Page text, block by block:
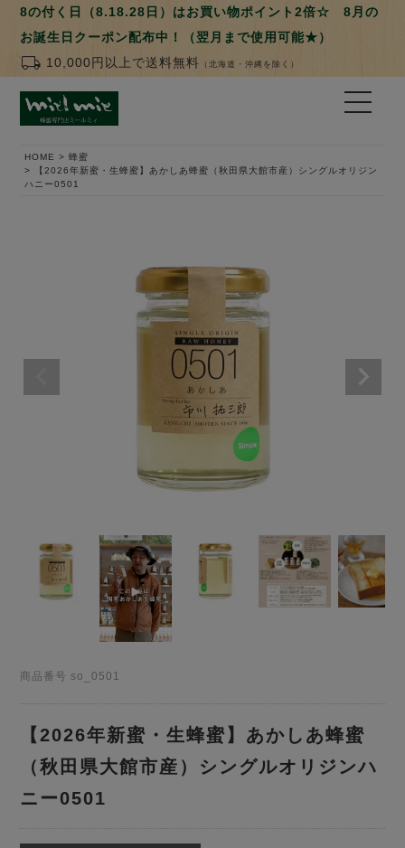
8の付く日（8.18.28日）はお買い物ポイント2倍☆ 8月の
お誕生日クーポン配布中！（翌月まで使用可能★）
local_shipping 10,000円以上で送料無料 （北海道・沖縄を除く）
HOME
蜂蜜
【2026年新蜜・生蜂蜜】あかしあ蜂蜜（秋田県大館市産）シングルオリジン
ハニー0501
商品番号 so_0501
【2026年新蜜・生蜂蜜】あかしあ蜂蜜
（秋田県大館市産）シングルオリジンハ
ニー0501